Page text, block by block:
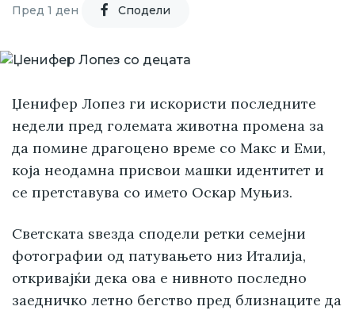
Пред 1 ден Cподели
Џенифер Лопез ги искористи последните
недели пред големата животна промена за
да помине драгоцено време со Макс и Еми,
која неодамна присвои машки идентитет и
се претставува со името Оскар Муњиз.
Светската ѕвезда сподели ретки семејни
фотографии од патувањето низ Италија,
откривајќи дека ова е нивното последно
заедничко летно бегство пред близнаците да